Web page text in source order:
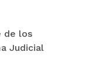
de los
Judicial